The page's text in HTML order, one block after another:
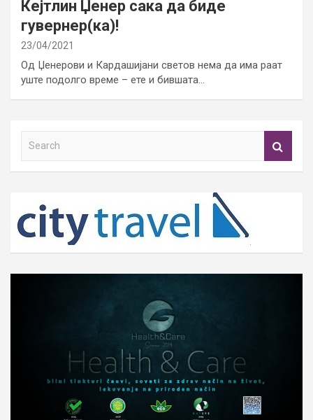
Кејтлин Џенер сака да биде
гувернер(ка)!
23/04/2021
Од Џенерови и Кардашијани светов нема да има раат
уште подолго време – ете и бившата…
h